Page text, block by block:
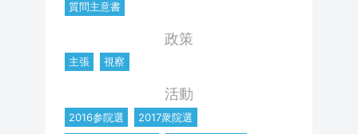
質問主意書
政策
主張 視察
活動
2016参院選
2017衆院選